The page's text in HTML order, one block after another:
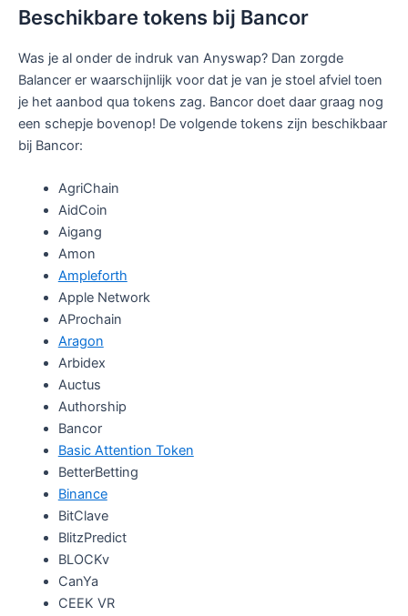
Beschikbare tokens bij Bancor
Was je al onder de indruk van Anyswap? Dan zorgde
Balancer er waarschijnlijk voor dat je van je stoel afviel toen
je het aanbod qua tokens zag. Bancor doet daar graag nog
een schepje bovenop! De volgende tokens zijn beschikbaar
bij Bancor:
AgriChain
AidCoin
Aigang
Amon
Ampleforth
Apple Network
AProchain
Aragon
Arbidex
Auctus
Authorship
Bancor
Basic Attention Token
BetterBetting
Binance
BitClave
BlitzPredict
BLOCKv
CanYa
CEEK VR